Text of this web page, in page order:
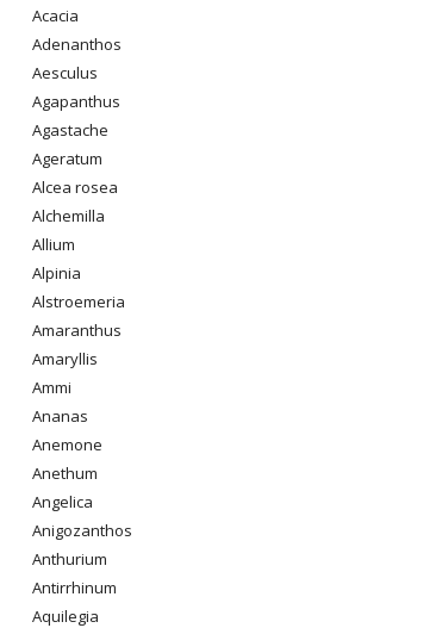
Acacia
Adenanthos
Aesculus
Agapanthus
Agastache
Ageratum
Alcea rosea
Alchemilla
Allium
Alpinia
Alstroemeria
Amaranthus
Amaryllis
Ammi
Ananas
Anemone
Anethum
Angelica
Anigozanthos
Anthurium
Antirrhinum
Aquilegia